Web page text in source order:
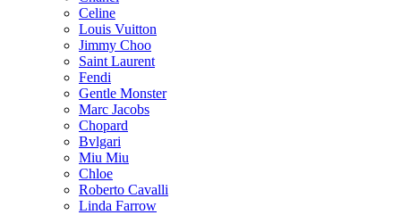
Celine
Louis Vuitton
Jimmy Choo
Saint Laurent
Fendi
Gentle Monster
Marc Jacobs
Chopard
Bvlgari
Miu Miu
Chloe
Roberto Cavalli
Linda Farrow